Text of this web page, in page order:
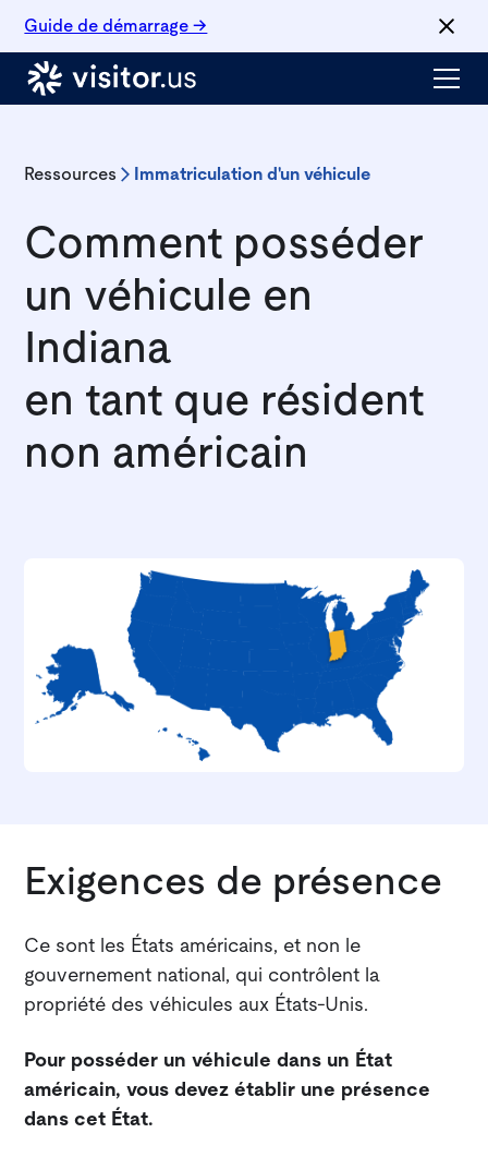
Guide de démarrage →
Ressources Immatriculation d'un véhicule
Comment posséder
un véhicule en
Indiana
en tant que résident
non américain
Exigences de présence
Ce sont les États américains, et non le
gouvernement national, qui contrôlent la
propriété des véhicules aux États-Unis.
Pour posséder un véhicule dans un État
américain, vous devez établir une présence
dans cet État.